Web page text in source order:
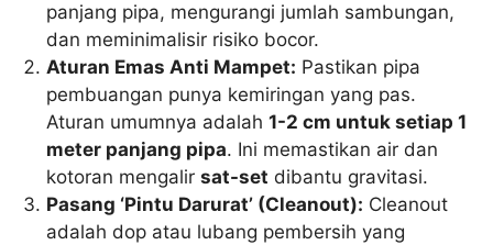
panjang pipa, mengurangi jumlah sambungan,
dan meminimalisir risiko bocor.
Aturan Emas Anti Mampet: Pastikan pipa
pembuangan punya kemiringan yang pas.
Aturan umumnya adalah1-2 cm untuk setiap 1
meter panjang pipa. Ini memastikan air dan
kotoran mengalirsat-set dibantu gravitasi.
Pasang ‘Pintu Darurat’ (Cleanout): Cleanout
adalah dop atau lubang pembersih yang